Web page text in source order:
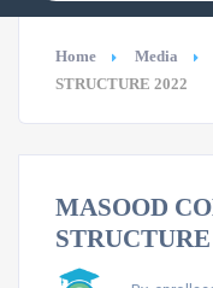
Home Media
STRUCTURE 2022
MASOOD